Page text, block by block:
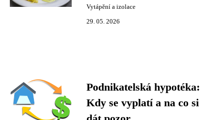
Vytápění a izolace
29. 05. 2026
Podnikatelská hypotéka:
Kdy se vyplatí a na co si